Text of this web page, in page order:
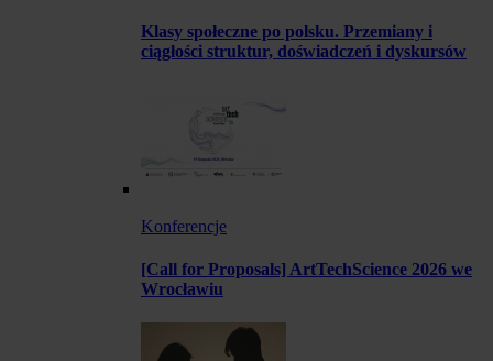
Klasy społeczne po polsku. Przemiany i
ciągłości struktur, doświadczeń i dyskursów
Konferencje
[Call for Proposals] ArtTechScience 2026 we
Wrocławiu